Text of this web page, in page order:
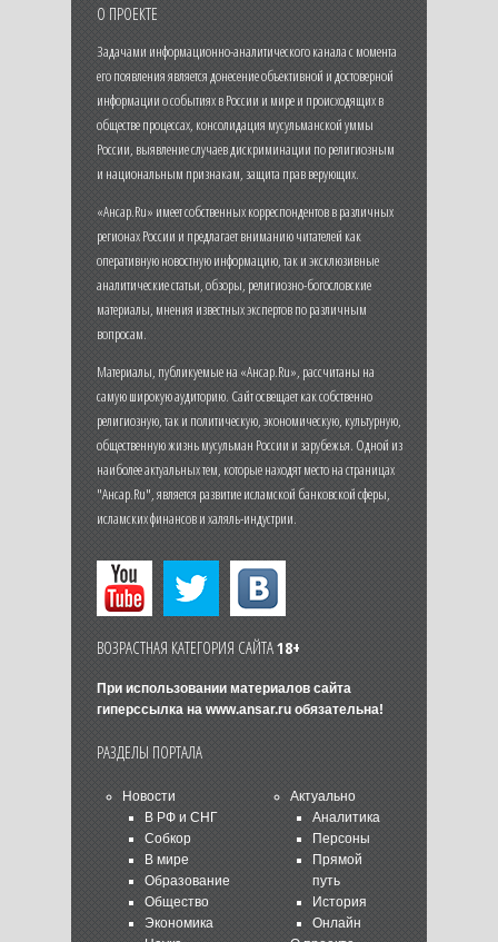
О ПРОЕКТЕ
Задачами информационно-аналитического канала с момента
его появления является донесение объективной и достоверной
информации о событиях в России и мире и происходящих в
обществе процессах, консолидация мусульманской уммы
России, выявление случаев дискриминации по религиозным
и национальным признакам, защита прав верующих.
«Ансар.Ru» имеет собственных корреспондентов в различных
регионах России и предлагает вниманию читателей как
оперативную новостную информацию, так и эксклюзивные
аналитические статьи, обзоры, религиозно-богословские
материалы, мнения известных экспертов по различным
вопросам.
Материалы, публикуемые на «Ансар.Ru», рассчитаны на
самую широкую аудиторию. Сайт освещает как собственно
религиозную, так и политическую, экономическую, культурную,
общественную жизнь мусульман России и зарубежья. Одной из
наиболее актуальных тем, которые находят место на страницах
"Ансар.Ru", является развитие исламской банковской сферы,
исламских финансов и халяль-индустрии.
ВОЗРАСТНАЯ КАТЕГОРИЯ САЙТА18+
При использовании материалов сайта
гиперссылка на www.ansar.ruобязательна!
РАЗДЕЛЫ ПОРТАЛА
Новости
В РФ и СНГ
Собкор
В мире
Образование
Общество
Экономика
Актуально
Аналитика
Персоны
Прямой
путь
История
Онлайн